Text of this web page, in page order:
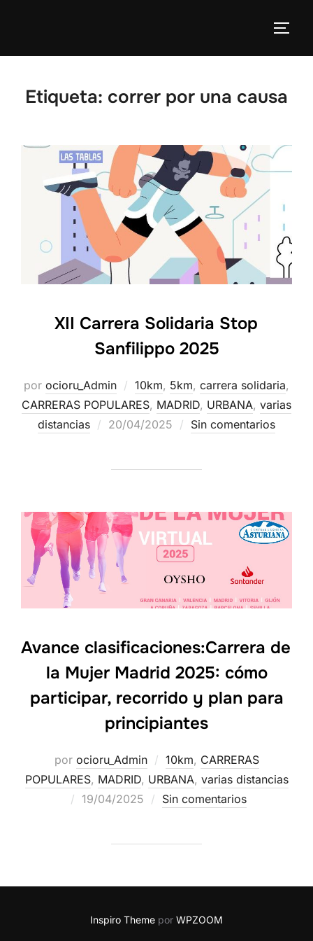
Etiqueta: correr por una causa
XII Carrera Solidaria Stop
Sanfilippo 2025
por ocioru_Admin 10km, 5km, carrera solidaria,
CARRERAS POPULARES, MADRID, URBANA, varias
distancias
20/04/2025 Sin comentarios
Avance clasificaciones:Carrera de
la Mujer Madrid 2025: cómo
participar, recorrido y plan para
principiantes
por ocioru_Admin 10km, CARRERAS
POPULARES, MADRID, URBANA, varias distancias
19/04/2025
Sin comentarios
Inspiro Theme por WPZOOM